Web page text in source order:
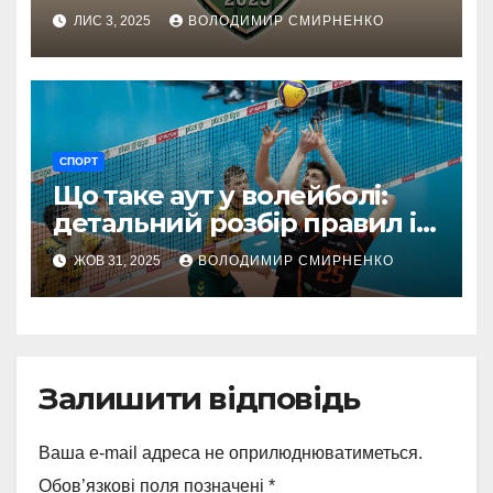
2025 года
ЛИС 3, 2025 ВОЛОДИМИР СМИРНЕНКО
СПОРТ
Що таке аут у волейболі:
детальний розбір правил і
прикладів
ЖОВ 31, 2025 ВОЛОДИМИР СМИРНЕНКО
Залишити відповідь
Ваша e-mail адреса не оприлюднюватиметься.
Обов’язкові поля позначені *